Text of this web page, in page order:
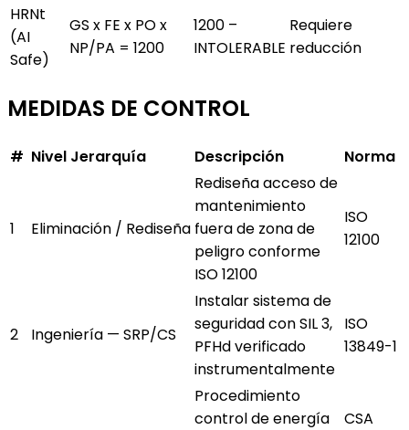
HRNt
(AI
Safe)
GS x FE x PO x
NP/PA = 1200
1200 –
INTOLERABLE
Requiere
reducción
MEDIDAS DE CONTROL
# Nivel Jerarquía Descripción Norma
1 Eliminación / Rediseña
Rediseña acceso de
mantenimiento
fuera de zona de
peligro conforme
ISO 12100
ISO
12100
2 Ingeniería — SRP/CS
Instalar sistema de
seguridad con SIL 3,
PFHd verificado
instrumentalmente
ISO
13849-1
Procedimiento
control de energía
CSA